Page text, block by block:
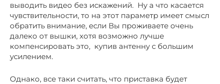
выводить видео без искажений. Ну а что касается
чувствительности, то на этот параметр имеет смысл
обратить внимание, если Вы проживаете очень
далеко от вышки, хотя возможно лучше
компенсировать это, купив антенну с большим
усилением.
Однако, все таки считать, что приставка будет